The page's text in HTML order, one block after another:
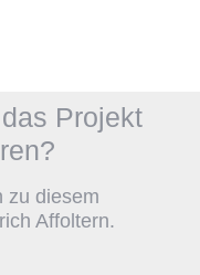
Projekt
zu diesem
Affoltern.